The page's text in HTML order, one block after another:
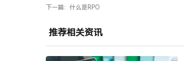
下一篇： 什么是RPO
推荐相关资讯